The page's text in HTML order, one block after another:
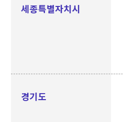
세종특별자치시
경기도